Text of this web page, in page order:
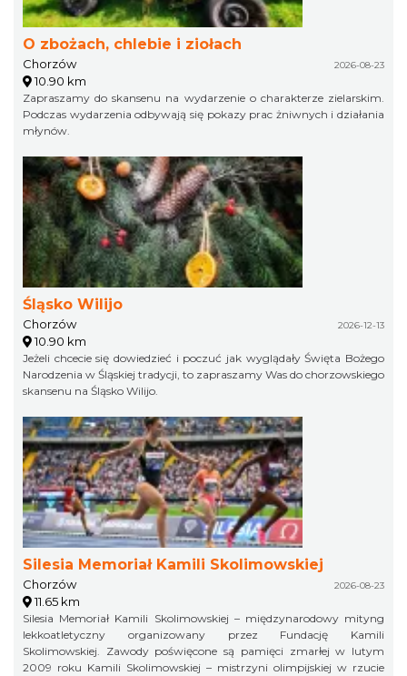
O zbożach, chlebie i ziołach
Chorzów 2026-08-23
10.90 km
Zapraszamy do skansenu na wydarzenie o charakterze zielarskim.
Podczas wydarzenia odbywają się pokazy prac żniwnych i działania
młynów.
Śląsko Wilijo
Chorzów 2026-12-13
10.90 km
Jeżeli chcecie się dowiedzieć i poczuć jak wyglądały Święta Bożego
Narodzenia w Śląskiej tradycji, to zapraszamy Was do chorzowskiego
skansenu na Śląsko Wilijo.
Silesia Memoriał Kamili Skolimowskiej
Chorzów 2026-08-23
11.65 km
Silesia Memoriał Kamili Skolimowskiej – międzynarodowy mityng
lekkoatletyczny organizowany przez Fundację Kamili
Skolimowskiej. Zawody poświęcone są pamięci zmarłej w lutym
2009 roku Kamili Skolimowskiej – mistrzyni olimpijskiej w rzucie